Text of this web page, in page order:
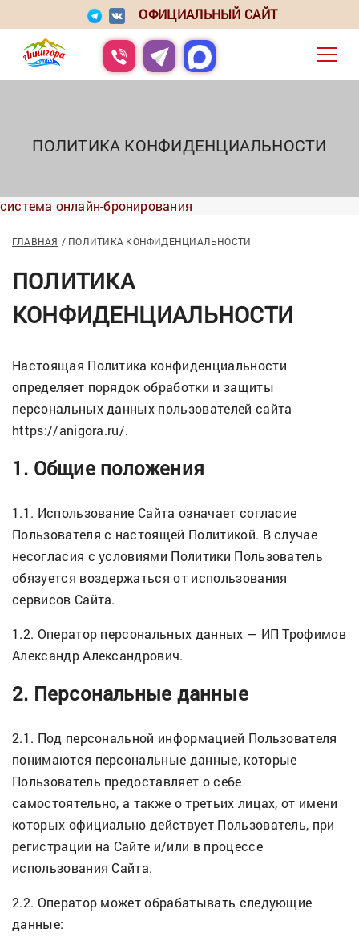
ОФИЦИАЛЬНЫЙ САЙТ
ПОЛИТИКА КОНФИДЕНЦИАЛЬНОСТИ
система онлайн-бронирования
ГЛАВНАЯ ПОЛИТИКА КОНФИДЕНЦИАЛЬНОСТИ
ПОЛИТИКА
КОНФИДЕНЦИАЛЬНОСТИ
Настоящая Политика конфиденциальности
определяет порядок обработки и защиты
персональных данных пользователей сайта
https://anigora.ru/.
1. Общие положения
1.1. Использование Сайта означает согласие
Пользователя с настоящей Политикой. В случае
несогласия с условиями Политики Пользователь
обязуется воздержаться от использования
сервисов Сайта.
1.2. Оператор персональных данных — ИП Трофимов
Александр Александрович.
2. Персональные данные
2.1. Под персональной информацией Пользователя
понимаются персональные данные, которые
Пользователь предоставляет о себе
самостоятельно, а также о третьих лицах, от имени
которых официально действует Пользователь, при
регистрации на Сайте и/или в процессе
использования Сайта.
2.2. Оператор может обрабатывать следующие
данные: